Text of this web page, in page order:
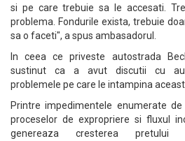
si pe care trebuie sa le accesati.
problema. Fondurile exista, trebuie
sa o faceti", a spus ambasadorul.
In ceea ce priveste autostrada
sustinut ca a avut discutii cu
problemele pe care le intampina
Printre impedimentele enumerate
proceselor de expropriere si fluxul
genereaza cresterea pretului